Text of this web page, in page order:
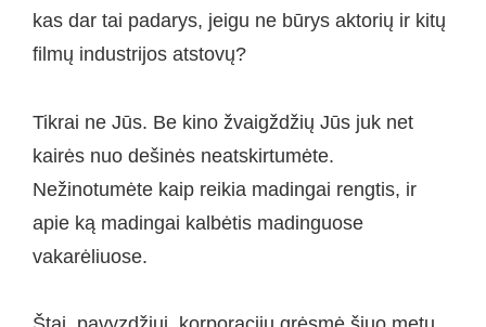
kas dar tai padarys, jeigu ne būrys aktorių ir kitų
filmų industrijos atstovų?
Tikrai ne Jūs. Be kino žvaigždžių Jūs juk net
kairės nuo dešinės neatskirtumėte.
Nežinotumėte kaip reikia madingai rengtis, ir
apie ką madingai kalbėtis madinguose
vakarėliuose.